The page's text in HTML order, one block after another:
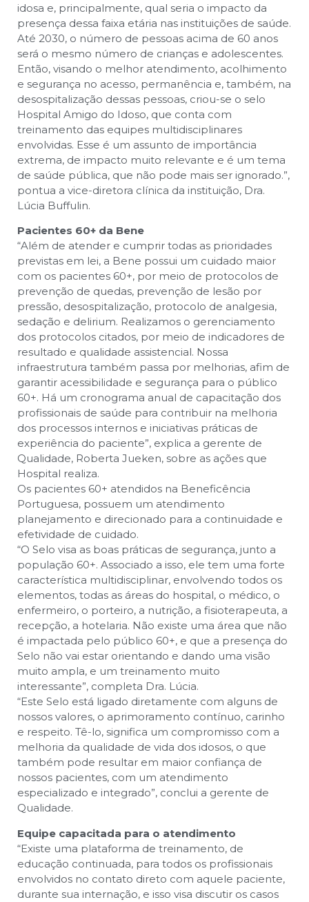
idosa e, principalmente, qual seria o impacto da
presença dessa faixa etária nas instituições de saúde.
Até 2030, o número de pessoas acima de 60 anos
será o mesmo número de crianças e adolescentes.
Então, visando o melhor atendimento, acolhimento
e segurança no acesso, permanência e, também, na
desospitalização dessas pessoas, criou-se o selo
Hospital Amigo do Idoso, que conta com
treinamento das equipes multidisciplinares
envolvidas. Esse é um assunto de importância
extrema, de impacto muito relevante e é um tema
de saúde pública, que não pode mais ser ignorado.”,
pontua a vice-diretora clínica da instituição, Dra.
Lúcia Buffulin.
Pacientes 60+ da Bene
“Além de atender e cumprir todas as prioridades
previstas em lei, a Bene possui um cuidado maior
com os pacientes 60+, por meio de protocolos de
prevenção de quedas, prevenção de lesão por
pressão, desospitalização, protocolo de analgesia,
sedação e delirium. Realizamos o gerenciamento
dos protocolos citados, por meio de indicadores de
resultado e qualidade assistencial. Nossa
infraestrutura também passa por melhorias, afim de
garantir acessibilidade e segurança para o público
60+. Há um cronograma anual de capacitação dos
profissionais de saúde para contribuir na melhoria
dos processos internos e iniciativas práticas de
experiência do paciente”, explica a gerente de
Qualidade, Roberta Jueken, sobre as ações que
Hospital realiza.
Os pacientes 60+ atendidos na Beneficência
Portuguesa, possuem um atendimento
planejamento e direcionado para a continuidade e
efetividade de cuidado.
“O Selo visa as boas práticas de segurança, junto a
população 60+. Associado a isso, ele tem uma forte
característica multidisciplinar, envolvendo todos os
elementos, todas as áreas do hospital, o médico, o
enfermeiro, o porteiro, a nutrição, a fisioterapeuta, a
recepção, a hotelaria. Não existe uma área que não
é impactada pelo público 60+, e que a presença do
Selo não vai estar orientando e dando uma visão
muito ampla, e um treinamento muito
interessante”, completa Dra. Lúcia.
“Este Selo está ligado diretamente com alguns de
nossos valores, o aprimoramento contínuo, carinho
e respeito. Tê-lo, significa um compromisso com a
melhoria da qualidade de vida dos idosos, o que
também pode resultar em maior confiança de
nossos pacientes, com um atendimento
especializado e integrado”, conclui a gerente de
Qualidade.
Equipe capacitada para o atendimento
“Existe uma plataforma de treinamento, de
educação continuada, para todos os profissionais
envolvidos no contato direto com aquele paciente,
durante sua internação, e isso visa discutir os casos